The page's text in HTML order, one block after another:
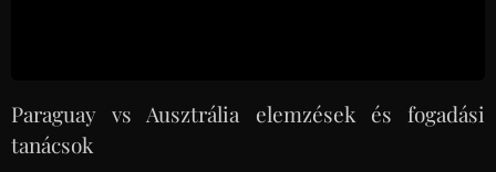
Paraguay vs Ausztrália elemzések és fogadási
tanácsok